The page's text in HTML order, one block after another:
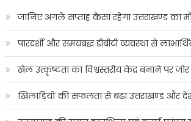
जानिए अगले सप्ताह कैसा रहेगा उत्तराखण्ड का
पारदर्शी और समयबद्ध डीबीटी व्यवस्था से
खेल उत्कृष्टता का विश्वस्तरीय केंद्र बनाने पर जोर
खिलाड़ियों की सफलता से बढ़ा उत्तराखण्ड और